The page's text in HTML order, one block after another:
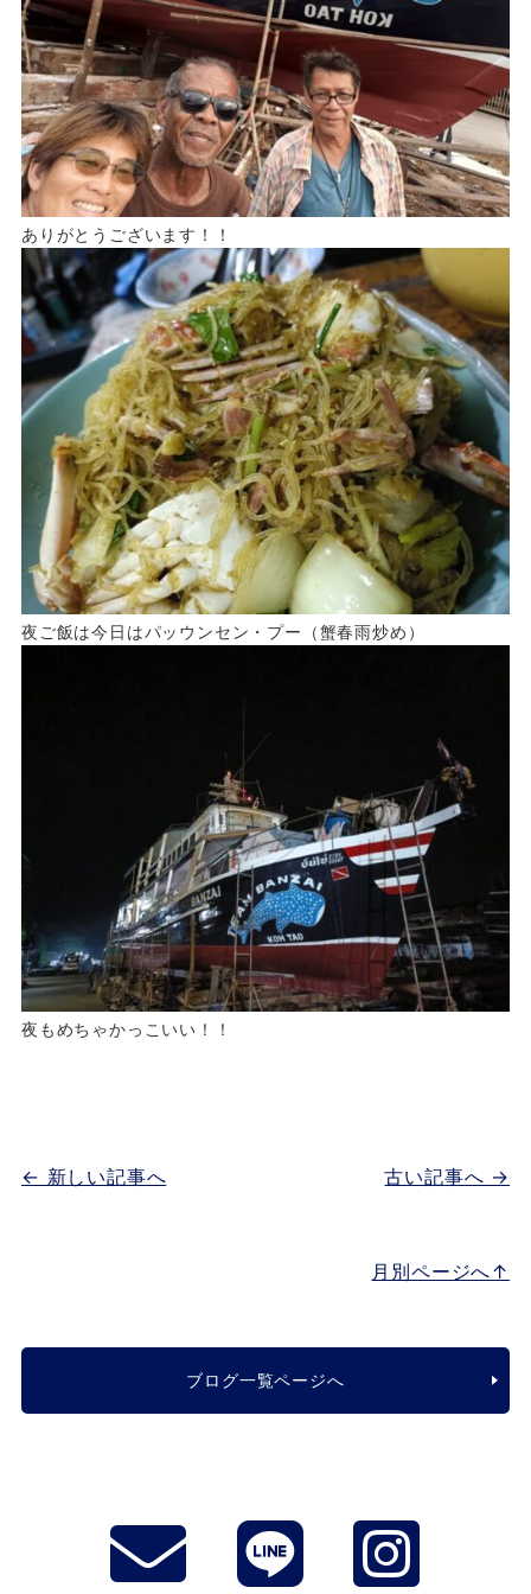
ありがとうございます！！
夜ご飯は今日はパッウンセン・プー（蟹春雨炒め）
夜もめちゃかっこいい！！
古い記事へ →
← 新しい記事へ
月別ページへ↑
ブログ一覧ページへ